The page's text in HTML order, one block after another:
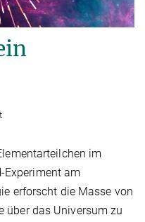
im
Experiment am
erforscht die Masse von
über das Universum zu